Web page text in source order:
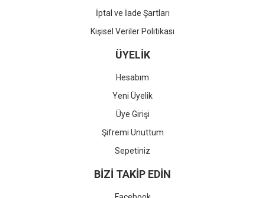
İptal ve İade Şartları
Kişisel Veriler Politikası
ÜYELİK
Hesabım
Yeni Üyelik
Üye Girişi
Şifremi Unuttum
Sepetiniz
BİZİ TAKİP EDİN